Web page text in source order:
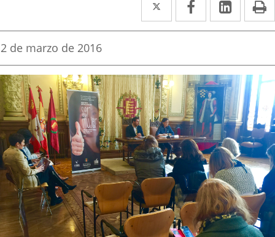
a
aplicación
externa.
a
aplicación
externa.
a
Fecha
la
noticia
2 de marzo de 2016